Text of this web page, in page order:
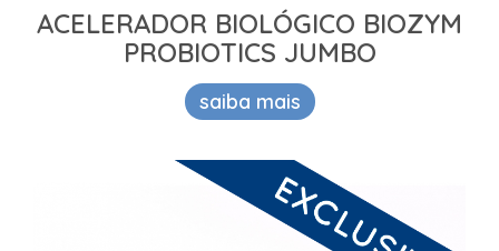
ACELERADOR BIOLÓGICO BIOZYM
PROBIOTICS JUMBO
saiba mais